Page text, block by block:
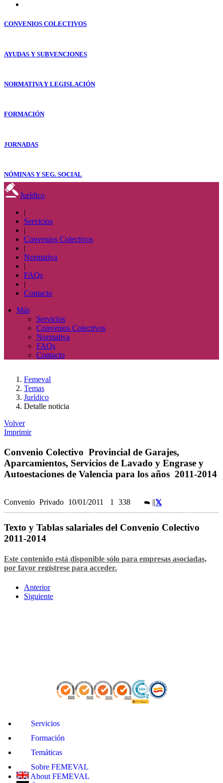
CONVENIOS COLECTIVOS
AYUDAS Y SUBVENCIONES
NORMATIVA Y LEGISLACIÓN
FORMACIÓN
JORNADAS
NÓMINAS Y SEG. SOCIAL
Jurídico
|
Servicios
|
Convenios Colectivos
|
Normativa
|
FAQs
|
Contacto
Más
Servicios
Convenios Colectivos
Normativa
FAQs
Contacto
Femeval
Temas
Jurídico
Detalle noticia
Volver
Imprimir
Convenio Colectivo Provincial de Garajes,
Aparcamientos, Servicios de Lavado y Engrase y
Autoestaciones de Valencia para los años 2011-2014
Convenio Privado 10/01/2011 1 338 ||
Texto y Tablas salariales del Convenio Colectivo
2011-2014
Este contenido está disponible sólo para empresas asociadas,
por favor regístrese para acceder.
Anterior
Siguiente
Servicios
Formación
Temáticas
Sobre FEMEVAL
About FEMEVAL